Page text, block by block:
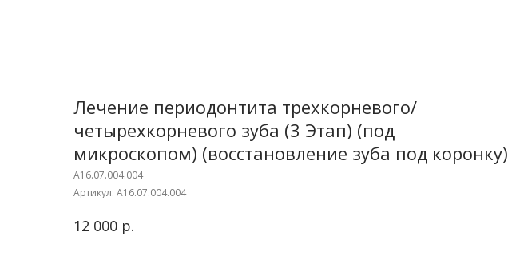
Лечение периодонтита трехкорневого/
четырехкорневого зуба (3 Этап) (под
микроскопом) (восстановление зуба под коронку)
A16.07.004.004
Артикул: A16.07.004.004
12 000 р.